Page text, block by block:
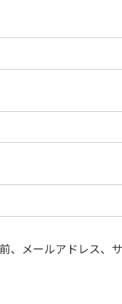
メールアドレス、サ